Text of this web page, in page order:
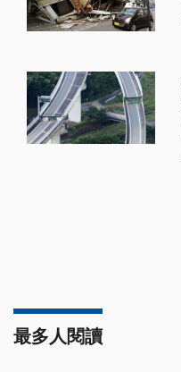
最多人閱讀